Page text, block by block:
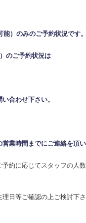
能）のみのご予約状況です
のご予約状況は
合わせ下さい。
営業時間までにご連絡を頂
約に応じてスタッフの人
日等ご確認の上ご検討下